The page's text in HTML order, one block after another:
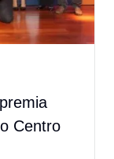
Centro